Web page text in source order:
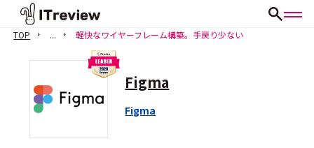
TOP ... 軽快なワイヤーフレーム構築。手戻り少ない
Figma
Figma